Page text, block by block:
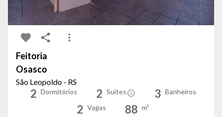
Feitoria
Osasco
São Leopoldo - RS
2 Dormitórios 2 Suítes 3 Banheiros
2 Vagas 88 m²